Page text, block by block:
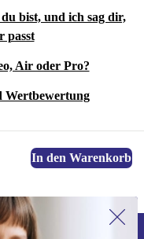
bist, und ich sag dir,
passt
Air oder Pro?
Wertbewertung
In den Warenkorb